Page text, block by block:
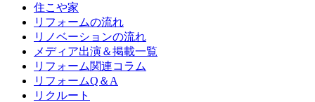
住こや家
リフォームの流れ
リノベーションの流れ
メディア出演＆掲載一覧
リフォーム関連コラム
リフォームQ＆A
リクルート